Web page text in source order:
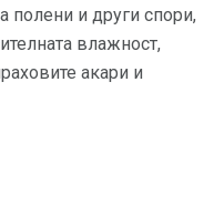
полени и други спори,
влажност,
акари и